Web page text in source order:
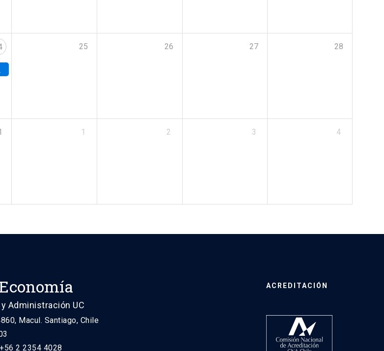
25 26 27 28
1 2 3 4
Administración UC
Macul. Santiago, Chile
2 2354 4028
ACREDITACIÓN